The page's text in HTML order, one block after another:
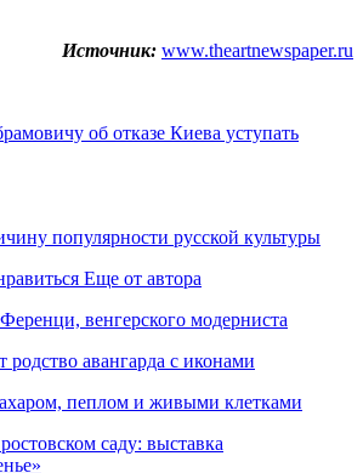
Источник: www.theartnewspaper.ru
об отказе Киева уступать
популярности русской культуры
Еще от автора
венгерского модерниста
авангарда с иконами
пеплом и живыми клетками
саду: выставка